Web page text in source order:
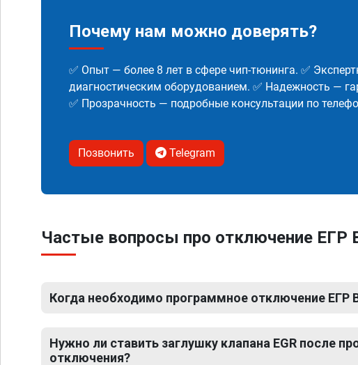
Почему нам можно доверять?
✅ Опыт — более 8 лет в сфере чип-тюнинга. ✅
диагностическим оборудованием. ✅ Надежность —
✅ Прозрачность — подробные консультации по
Позвонить Telegram
Частые вопросы про отключение ЕГР
Когда необходимо программное отключение ЕГР
Нужно ли ставить заглушку клапана EGR после
отключения?